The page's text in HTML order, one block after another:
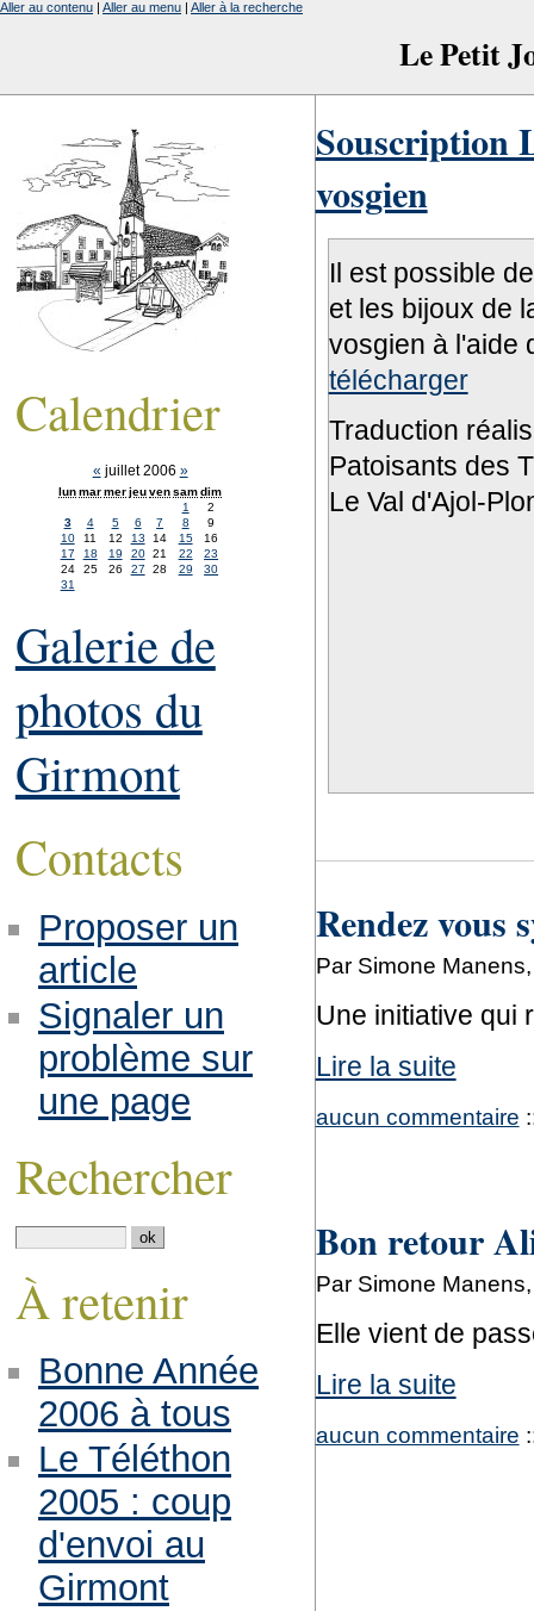
Le Petit
Aller au contenu | Aller au menu | Aller à la recherche
Souscription
vosgien
Il est possible
et les bijoux de
vosgien à l'aide
télécharger
Traduction
Patoisants des
Le Val d'Ajol-
Rendez vous
Par Simone
Une initiative qui
Lire la suite
aucun commentaire
Bon retour
Par Simone
Elle vient de
Lire la suite
aucun commentaire
Calendrier
« juillet 2006 »
lunmarmerjeuvensamdim
1
2
3
4 5 6 7 8
9
10
11 12 13 14 15
16
17
18 19 20 21 22
23
24
25 26 27 28 29
30
31
Galerie de
photos du
Girmont
Contacts
Proposer un
article
Signaler un
problème sur
une page
Rechercher
À retenir
Bonne Année
2006 à tous
Le Téléthon
2005 : coup
d'envoi au
Girmont